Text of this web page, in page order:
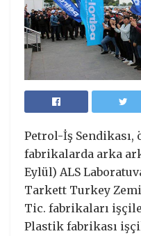
Petrol-İş Sendikası,
fabrikalarda arka
Eylül) ALS
Tarkett Turkey
Tic. fabrikaları
Plastik fabrikası